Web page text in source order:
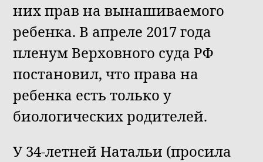
них прав на вынашиваемого
ребенка. В апреле 2017 года
пленум Верховного суда РФ
постановил, что права на
ребенка есть только у
биологических родителей.
У 34-летней Натальи (просила